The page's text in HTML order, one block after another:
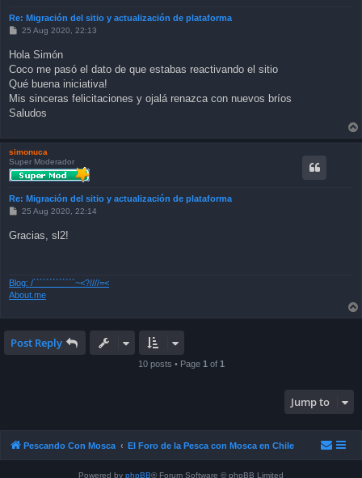
Re: Migración del sitio y actualización de plataforma
P
t
25 Aug 2020, 22:13
Hola Simón
Coco me pasó el dato de que estabas reactivando el sitio
Qué buena iniciativa!
Mis sinceras felicitaciones y ojalá renazca con nuevos bríos
Saludos
simonuca
Super Moderador
Re: Migración del sitio y actualización de plataforma
P
t
25 Aug 2020, 22:14
Gracias, sl2!
Blog: /`````````````~<?////=<
About.me
Post Reply
10 posts • Page 1 of 1
Jump to
Pescando Con Mosca El Foro de la Pesca con Mosca en Chile
Powered by phpBB® Forum Software © phpBB Limited